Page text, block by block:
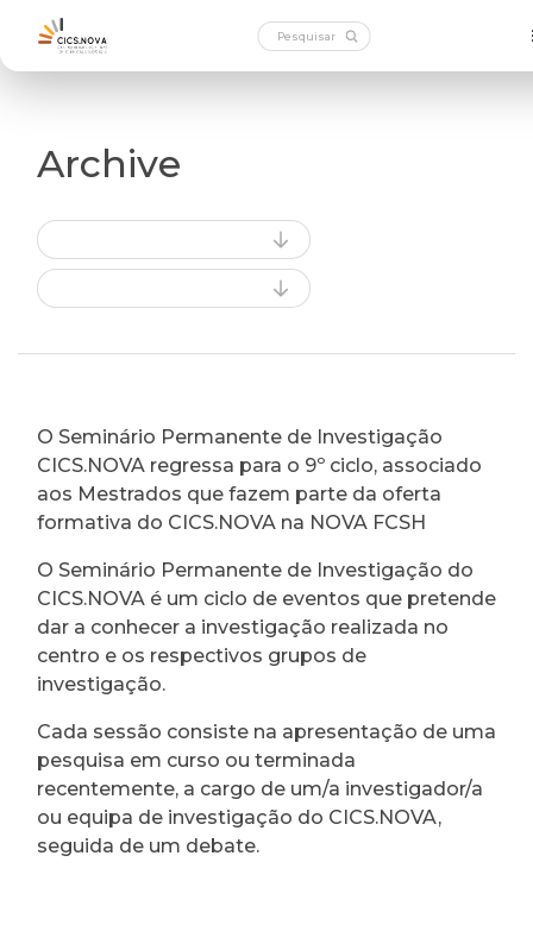
Archive
O Seminário Permanente de Investigação
CICS.NOVA regressa para o 9º ciclo, associado
aos Mestrados que fazem parte da oferta
formativa do CICS.NOVA na NOVA FCSH
O Seminário Permanente de Investigação do
CICS.NOVA é um ciclo de eventos que pretende
dar a conhecer a investigação realizada no
centro e os respectivos grupos de
investigação.
Cada sessão consiste na apresentação de uma
pesquisa em curso ou terminada
recentemente, a cargo de um/a investigador/a
ou equipa de investigação do CICS.NOVA,
seguida de um debate.